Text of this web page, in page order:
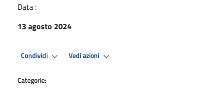
Data :
13 agosto 2024
Condividi Vedi azioni
Categorie: